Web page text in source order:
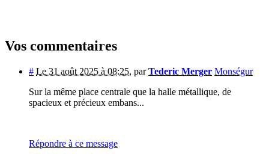
Vos commentaires
# Le 31 août 2025 à 08:25, parTederic Merger Monségur
Sur la même place centrale que la halle métallique, de
spacieux et précieux embans...
Répondre à ce message